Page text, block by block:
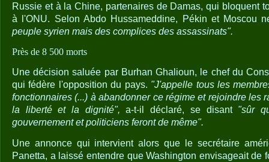
Russie et à la Chine, partenaires de Damas, qui bloquent
à l'ONU. Selon Abdo Hussameddine, Pékin et Moscou
peuple syrien mais des complices des assassinats".
Près de 8 500 morts
Une décision saluée par Burhan Ghalioun, le chef du
qui fédère l'opposition du pays. "J'appelle tous les
fonctionnaires (...) à abandonner ce régime et rejoindre les
la liberté et la dignité", a-t-il déclaré, se disant "sûr
gouvernement et politiciens feront de même".
Une annonce qui intervient alors que le secrétaire
Panetta, a laissé entendre que Washington envisageait de